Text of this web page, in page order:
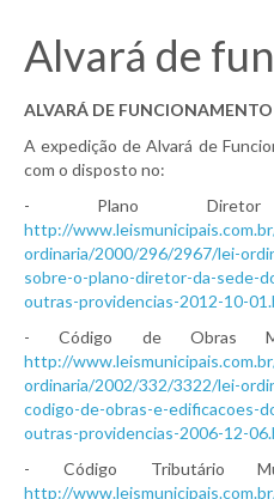
Alvará de
ALVARÁ DE
A expedição de Alvará de
com o disposto no:
- Plano Diretor
http://
ordinaria/2000/296/2967/lei-
sobre-o-plano-diretor-da-sede-
outras-providencias-2012-10-
- Código de Obras
http://
ordinaria/2002/332/3322/lei-
codigo-de-obras-e-edificacoes-
outras-providencias-2006-12-
- Código Tributário
http://